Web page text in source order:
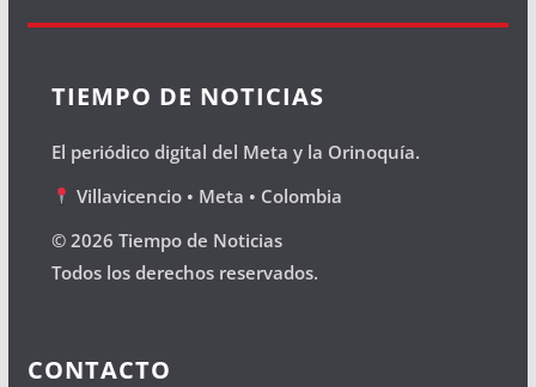
TIEMPO DE NOTICIAS
El periódico digital del Meta y la Orinoquía.
Villavicencio • Meta • Colombia
© 2026 Tiempo de Noticias
Todos los derechos reservados.
CONTACTO